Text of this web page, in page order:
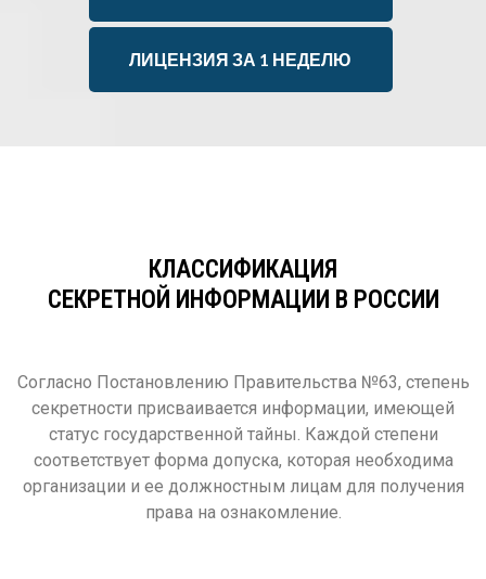
ЛИЦЕНЗИЯ ЗА 1 НЕДЕЛЮ
КЛАССИФИКАЦИЯ
СЕКРЕТНОЙ ИНФОРМАЦИИ В РОССИИ
Согласно Постановлению Правительства №63, степень
секретности присваивается информации, имеющей
статус государственной тайны. Каждой степени
соответствует форма допуска, которая необходима
организации и ее должностным лицам для получения
права на ознакомление.